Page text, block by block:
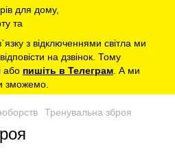
з відключеннями світла ми
на дзвінок. Тому
або пишіть в Телеграм . А ми
зможемо.
Тренувальна зброя